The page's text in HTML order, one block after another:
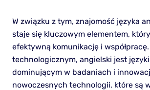
W związku z tym, znajomość języka
staje się kluczowym elementem,
efektywną komunikację i
technologicznym, angielski jest
dominującym w badaniach i
nowoczesnych technologii, które są